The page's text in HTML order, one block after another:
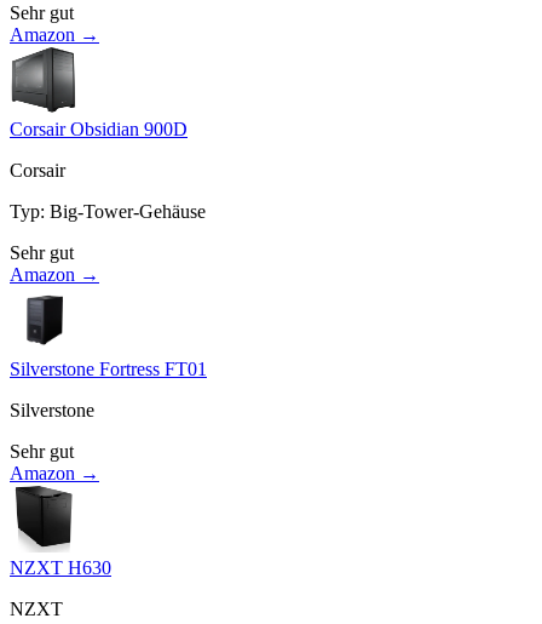
Sehr gut
Amazon →
Corsair Obsidian 900D
Corsair
Typ: Big-Tower-Gehäuse
Sehr gut
Amazon →
Silverstone Fortress FT01
Silverstone
Sehr gut
Amazon →
NZXT H630
NZXT